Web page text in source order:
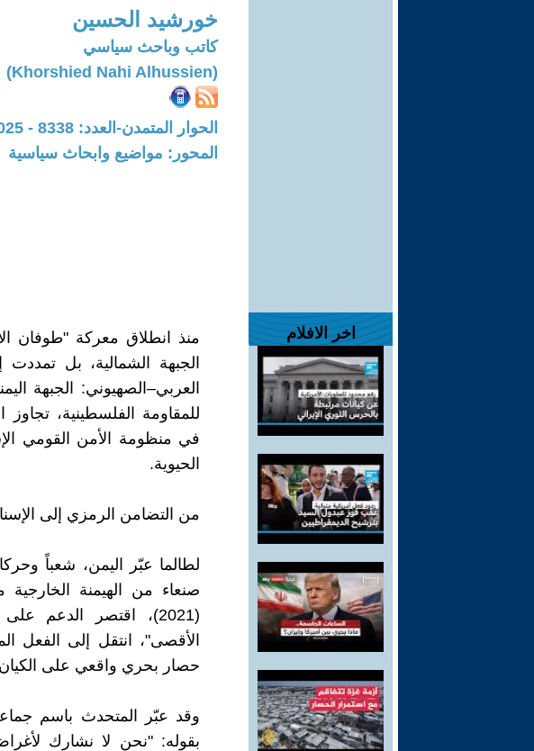
اخر الافلام
خورشيد الحسين
كاتب وباحث سياسي
(Khorshied Nahi Alhussien)
الحوار المتمدن-العدد: 8338 - 2025 / 5 / 10 - 15:22
المحور: مواضيع وابحاث سياسية
منذ انطلاق معركة "طوفان
الجبهة الشمالية، بل
العربي–الصهيوني: الجبهة
للمقاومة الفلسطينية، تجاوز
في منظومة الأمن القومي
الحيوية.
من التضامن الرمزي إلى
لطالما عبّر اليمن، شعباً
صنعاء من الهيمنة
(2021)، اقتصر الدعم
الأقصى"، انتقل إلى الفعل
حصار بحري واقعي على
وقد عبّر المتحدث باسم
بقوله: "نحن لا نشارك